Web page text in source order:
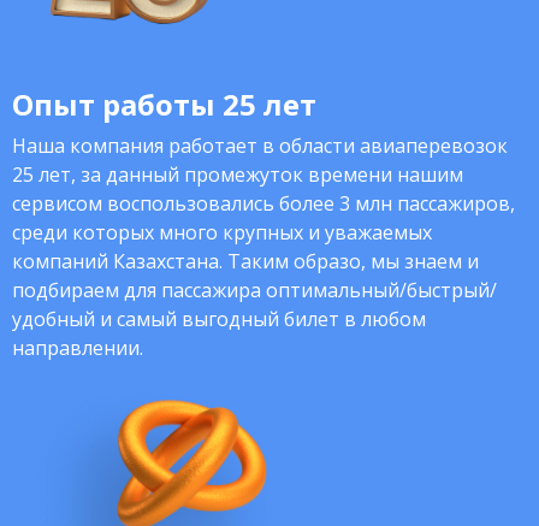
Опыт работы 25 лет
Наша компания работает в области авиаперевозок
25 лет, за данный промежуток времени нашим
сервисом воспользовались более 3 млн пассажиров,
среди которых много крупных и уважаемых
компаний Казахстана. Таким образо, мы знаем и
подбираем для пассажира оптимальный/быстрый/
удобный и самый выгодный билет в любом
направлении.